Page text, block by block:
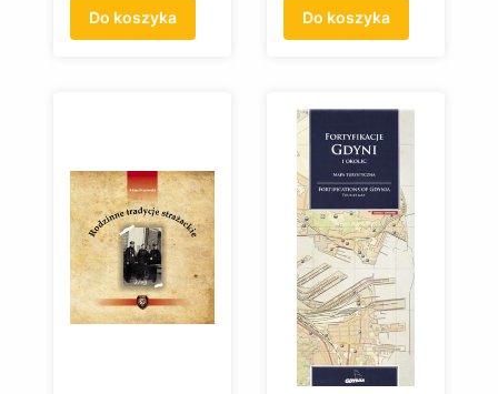
Do koszyka Do koszyka